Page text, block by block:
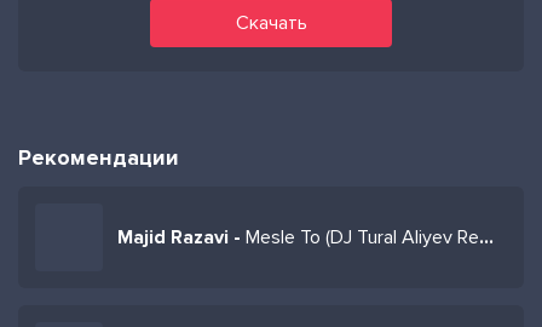
Скачать
Рекомендации
Majid Razavi - Mesle To (DJ Tural Aliyev Remix)